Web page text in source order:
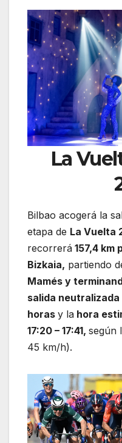
La
Bilbao acogerá la
etapa de La Vuelta
recorrerá 157,4 km
Bizkaia, partiendo
Mamés y
salida neutralizada
horas y la hora
17:20 – 17:41, según
45 km/h).